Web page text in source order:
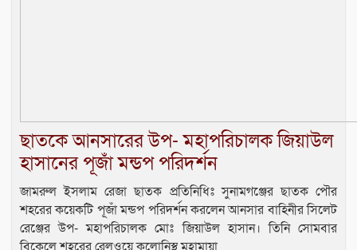
ছাতকে আনসারের উপ- মহাপরিচালক জিয়াউল
হাসানের পূজাঁ মন্ডপ পরিদর্শন
জামরুল ইসলাম রেজা ছাতক প্রতিনিধিঃ সুনামগঞ্জের ছাতক পৌর
শহরের কয়েকটি পূজাঁ মন্ডপ পরিদর্শন করলেন আনসার বাহিনীর সিলেট
রেঞ্জের উপ- মহাপরিচালক মোঃ জিয়াউল হাসান। তিনি সোমবার